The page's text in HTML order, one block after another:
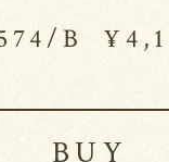
B
BUY